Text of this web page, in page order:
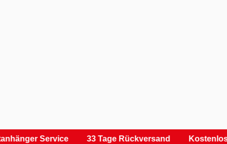
Service 33 Tage Rückversand